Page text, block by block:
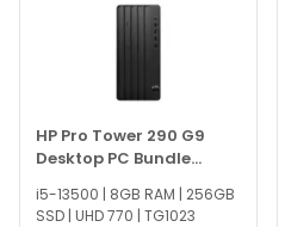
HP Pro Tower 290 G9
Desktop PC Bundle
883Y2EA
i5-13500 | 8GB RAM | 256GB
SSD | UHD 770 | TG1023